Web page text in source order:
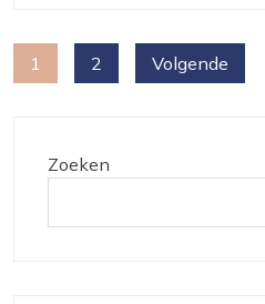
Berichten
1 2 Volgende
Zoeken